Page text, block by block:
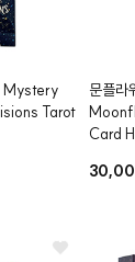
Mystery
Tarot
문플라
Card